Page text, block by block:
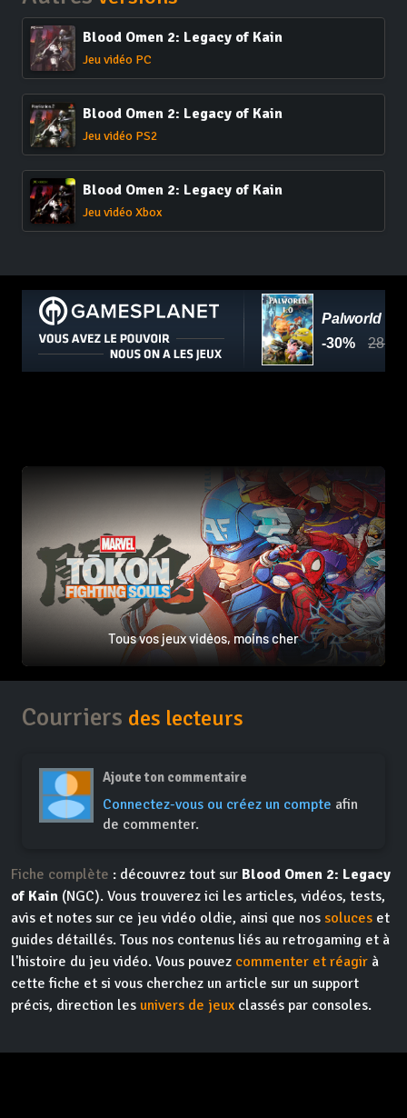
Blood Omen 2: Legacy of Kain
Jeu vidéo PC
Blood Omen 2: Legacy of Kain
Jeu vidéo PS2
Blood Omen 2: Legacy of Kain
Jeu vidéo Xbox
Tous vos jeux vidéos, moins cher
Courriers des lecteurs
Ajoute ton commentaire
Connectez-vous ou créez un compte afin
de commenter.
Fiche complète : découvrez tout sur Blood Omen 2: Legacy
of Kain (NGC). Vous trouverez ici les articles, vidéos, tests,
avis et notes sur ce jeu vidéo oldie, ainsi que nos soluces et
guides détaillés. Tous nos contenus liés au retrogaming et à
l'histoire du jeu vidéo. Vous pouvez commenter et réagir à
cette fiche et si vous cherchez un article sur un support
précis, direction les univers de jeux classés par consoles.